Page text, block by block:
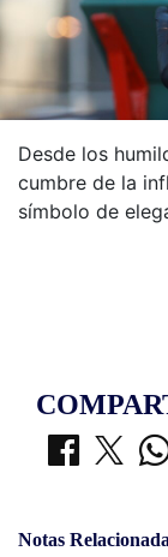
Desde los
cumbre de la
símbolo de
Notas